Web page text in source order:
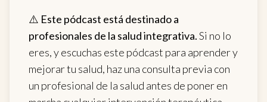
⚠️ Este pódcast está destinado a
profesionales de la salud integrativa.Si no lo
eres, y escuchas este pódcast para aprender y
mejorar tu salud, haz una consulta previa con
un profesional de la salud antes de poner en